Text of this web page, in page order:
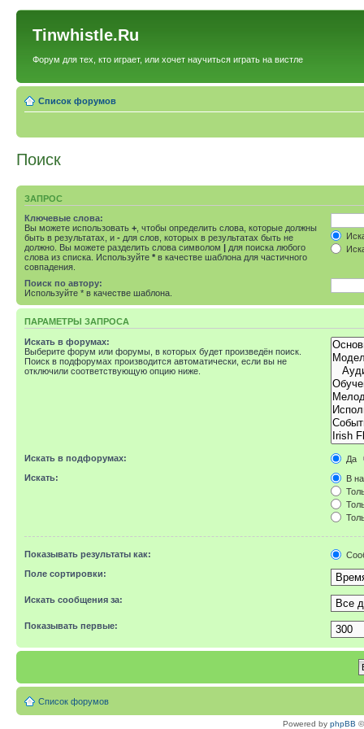
Tinwhistle.Ru
Форум для тех, кто играет, или хочет научиться играть на вистле
Список форумов
Поиск
ЗАПРОС
Ключевые слова:
Вы можете использовать + , чтобы определить слова, которые должны
быть в результатах, и - для слов, которых в результатах быть не
должно. Вы можете разделить слова символом | для поиска любого
слова из списка. Используйте * в качестве шаблона для частичного
совпадения.
Поиск по автору:
Используйте * в качестве шаблона.
ПАРАМЕТРЫ ЗАПРОСА
Искать в форумах:
Выберите форум или форумы, в которых будет произведён поиск.
Поиск в подфорумах производится автоматически, если вы не
отключили соответствующую опцию ниже.
Искать в подфорумах:
Да
Искать:
В
Показывать результаты как:
Поле сортировки:
Искать сообщения за:
Показывать первые:
Список форумов
Powered by phpBB